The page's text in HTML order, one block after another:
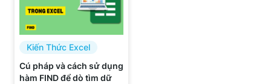
Kiến Thức Excel
Cú pháp và cách sử dụng
hàm FIND để dò tìm dữ